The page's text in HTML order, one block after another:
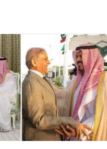
и Пакистан
НАТО: что известно
поддержку в случае